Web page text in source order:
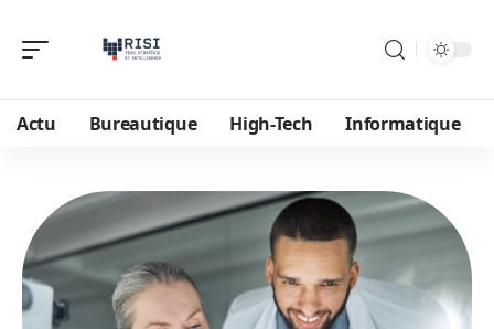
Actu Bureautique High-Tech Informatique